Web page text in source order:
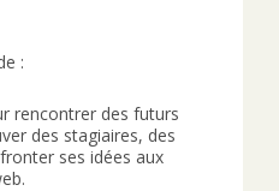
:
rencontrer des futurs
des stagiaires, des
ses idées aux